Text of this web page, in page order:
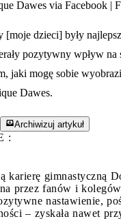
Dawes via Facebook |
[moje dzieci] były
pozytywny wpływ na
jaki mogę sobie
Dawes.
Archiwizuj artykuł
:
karierę gimnastyczną
przez fanów i
nastawienie,
– zyskała nawet